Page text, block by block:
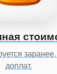
доплат.